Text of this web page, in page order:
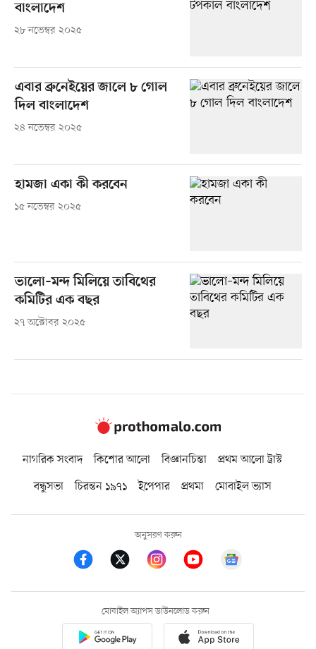
বাংলাদেশ
২৮ নভেম্বর ২০২৫
এবার ব্রুনেইয়ের জালে ৮ গোল
দিল বাংলাদেশ
২৪ নভেম্বর ২০২৫
হামজা একা কী করবেন
১৫ নভেম্বর ২০২৫
ভালো–মন্দ মিলিয়ে তাবিথের
কমিটির এক বছর
২৭ অক্টোবর ২০২৫
নাগরিক সংবাদ কিশোর আলো বিজ্ঞানচিন্তা
প্রথম আলো ট্রাস্ট
বন্ধুসভা
চিরন্তন ১৯৭১ ইপেপার প্রথমা মোবাইল ভ্যাস
অনুসরণ করুন
মোবাইল অ্যাপস ডাউনলোড করুন